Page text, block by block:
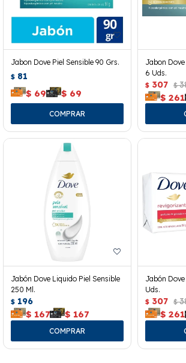
Jabon Dove Piel Sensible 90 Grs.
$ 81
$ 69 $ 69
Jabon
6 Uds.
$ 307 $
$ 261
Jabón Dove Liquido Piel Sensible
250 Ml.
$ 196
$ 167 $ 167
Jabón
Uds.
$ 307 $
$ 261